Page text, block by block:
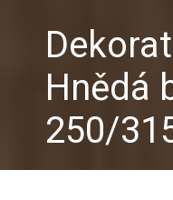
Hnědá
250/